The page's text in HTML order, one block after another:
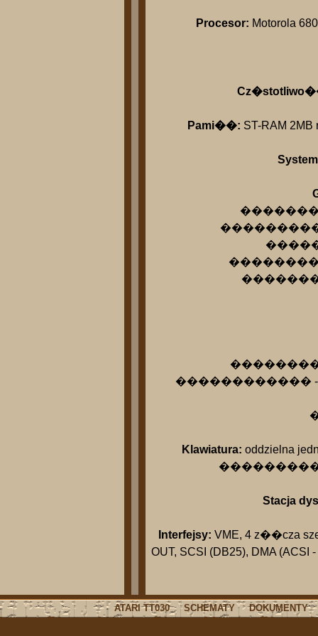
Procesor: Motorola
Pami��: ST-RAM 2MB
���������
������������ -
Klawiatura: oddzielna
Stacja
Interfejsy: VME, 4 z��cza
OUT, SCSI (DB25), DMA
ATARI TT030 SCHEMATY DOKUMENTY